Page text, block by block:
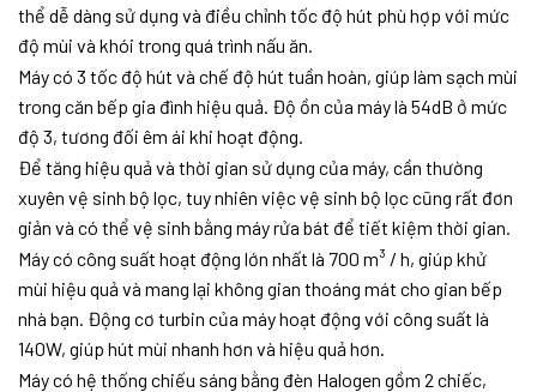
thể dễ dàng sử dụng và điều chỉnh tốc độ hút phù hợp với mức
độ mùi và khói trong quá trình nấu ăn.
Máy có 3 tốc độ hút và chế độ hút tuần hoàn, giúp làm sạch mùi
trong căn bếp gia đình hiệu quả. Độ ồn của máy là 54dB ở mức
độ 3, tương đối êm ái khi hoạt động.
Để tăng hiệu quả và thời gian sử dụng của máy, cần thường
xuyên vệ sinh bộ lọc, tuy nhiên việc vệ sinh bộ lọc cũng rất đơn
giản và có thể vệ sinh bằng máy rửa bát để tiết kiệm thời gian.
Máy có công suất hoạt động lớn nhất là 700 m³ / h, giúp khử
mùi hiệu quả và mang lại không gian thoáng mát cho gian bếp
nhà bạn. Động cơ turbin của máy hoạt động với công suất là
140W, giúp hút mùi nhanh hơn và hiệu quả hơn.
Máy có hệ thống chiếu sáng bằng đèn Halogen gồm 2 chiếc,